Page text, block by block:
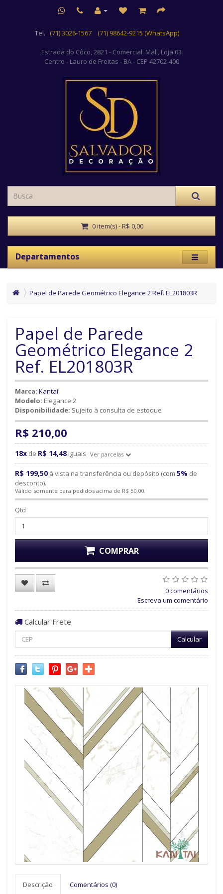
Tel. (71) 3026-1567 (71) 98642-9215 (WhatsApp)
Estrada do Côco, 2821 - Comercial. Mall, Loja 03
Centro - Lauro de Freitas - BA - CEP 42702-400
0 item(s) - R$ 0,00
Departamentos
Papel de Parede Geométrico Elegance 2 Ref. EL201803R
Papel de Parede
Geométrico Elegance 2
Ref. EL201803R
Marca: Kantai
Modelo: Elegance 2
Disponibilidade: Sujeito à consulta de estoque
R$ 210,00
18x de R$ 14,48 iguais Ver parcelas
R$ 199,50 à vista na transferência ou depósito (com 5% de
desconto).
Válido somente para pedidos acima de R$ 50,00.
Qtd
COMPRAR
0 comentários
Escreva um comentário
Calcular Frete
Calcular
Descrição Comentários (0)